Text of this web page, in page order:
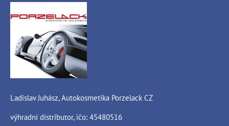
Ladislav Juhász, Autokosmetika Porzelack CZ
výhradní distributor, ičo: 45480516